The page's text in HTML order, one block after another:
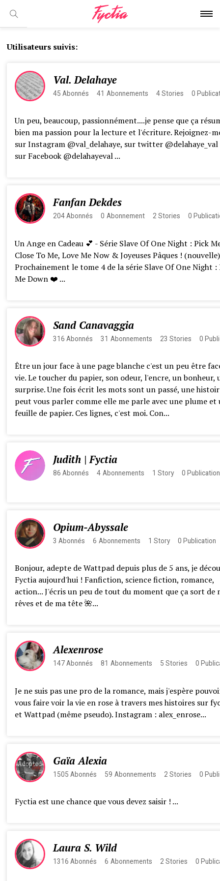
Utilisateurs suivis:
Val. Delahaye
45 Abonnés 41 Abonnements 4 Stories 0
Un peu, beaucoup, passionnément....je pense que ça
bien ma passion pour la lecture et l'écriture. Rejoignez-
sur Instagram @val_delahaye, sur twitter
sur Facebook @delahayeval ...
Fanfan Dekdes
204 Abonnés 0 Abonnement 2 Stories 0
Un Ange en Cadeau 💕 - Série Slave Of One Night : Pick
Close To Me, Love Me Now & Joyeuses Pâques !
Prochainement le tome 4 de la série Slave Of One Night :
Me Down ❤️ ...
Sand Canavaggia
316 Abonnés 31 Abonnements 23 Stories 0
Être un jour face à une page blanche c'est un peu être
vie. Le toucher du papier, son odeur, l'encre, un bonheur,
surprise. Une fois écrit les mots sont un passé, une
peut vous parler comme elle me parle avec une plume et
feuille de papier. Ces lignes, c'est moi. Con...
Judith | Fyctia
86 Abonnés 4 Abonnements 1 Story 0 Publication
Opium-Abyssale
3 Abonnés 6 Abonnements 1 Story 0 Publication
Bonjour, adepte de Wattpad depuis plus de 5 ans, je
Fyctia aujourd'hui ! Fanfiction, science fiction, romance,
action... J'écris un peu de tout du moment que ça sort de
rêves et de ma tête 🌺...
Alexenrose
147 Abonnés 81 Abonnements 5 Stories 0
Je ne suis pas une pro de la romance, mais j'espère
vous faire voir la vie en rose à travers mes histoires sur
et Wattpad (même pseudo). Instagram : alex_enrose...
Gaïa Alexia
1505 Abonnés 59 Abonnements 2 Stories 0
Fyctia est une chance que vous devez saisir ! ...
Laura S. Wild
1316 Abonnés 6 Abonnements 2 Stories 0